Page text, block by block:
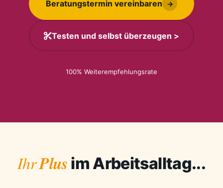
Beratungstermin vereinbaren →
Testen und selbst überzeugen >
100% Weiterempfehlungsrate
IhrPlus im Arbeitsalltag...